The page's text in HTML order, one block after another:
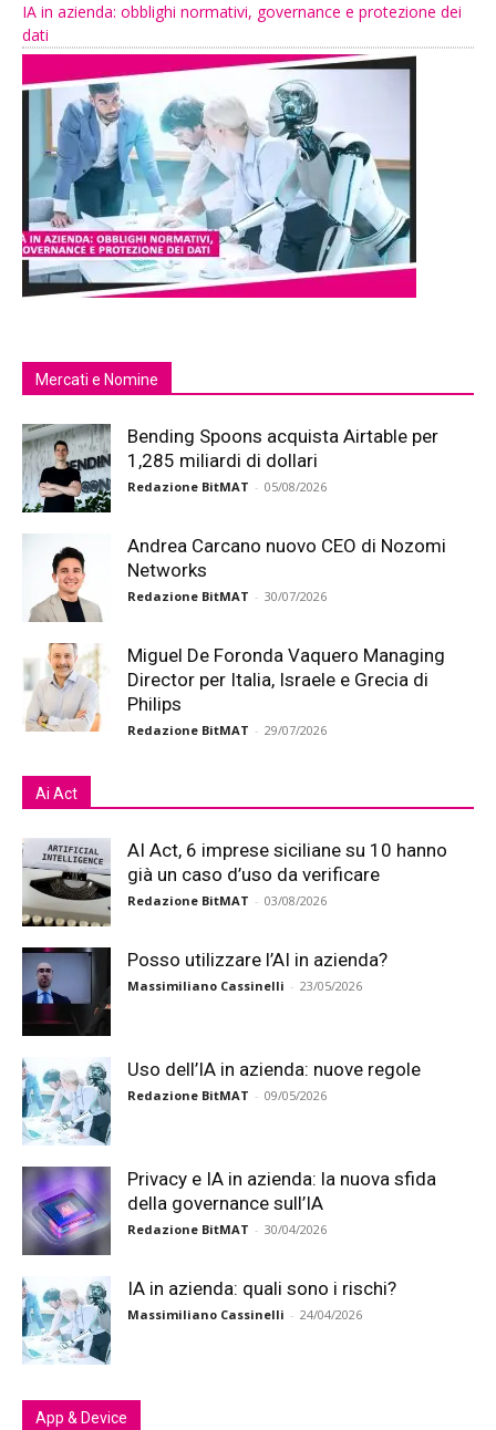
IA in azienda: obblighi normativi, governance e protezione dei
dati
Mercati e Nomine
Bending Spoons acquista Airtable per
1,285 miliardi di dollari
Redazione BitMAT - 05/08/2026
Andrea Carcano nuovo CEO di Nozomi
Networks
Redazione BitMAT - 30/07/2026
Miguel De Foronda Vaquero Managing
Director per Italia, Israele e Grecia di
Philips
Redazione BitMAT - 29/07/2026
Ai Act
AI Act, 6 imprese siciliane su 10 hanno
già un caso d’uso da verificare
Redazione BitMAT - 03/08/2026
Posso utilizzare l’AI in azienda?
Massimiliano Cassinelli - 23/05/2026
Uso dell’IA in azienda: nuove regole
Redazione BitMAT - 09/05/2026
Privacy e IA in azienda: la nuova sfida
della governance sull’IA
Redazione BitMAT - 30/04/2026
IA in azienda: quali sono i rischi?
Massimiliano Cassinelli - 24/04/2026
App & Device